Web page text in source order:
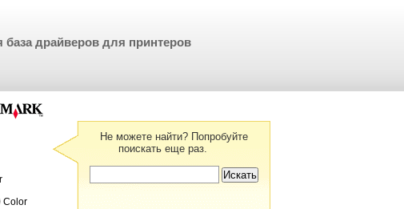
база драйверов для принтеров
Color
Не можете найти? Попробуйте
поискать еще раз.